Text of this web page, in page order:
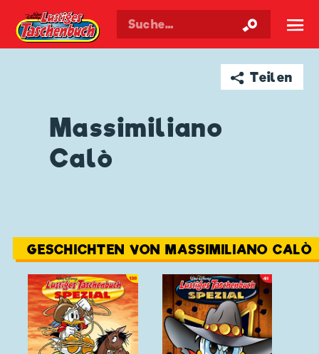
Walt Disneys Taschenbuch ☰
➦ Teilen
Massimiliano
Calò
GESCHICHTEN VON MASSIMILIANO CALÒ